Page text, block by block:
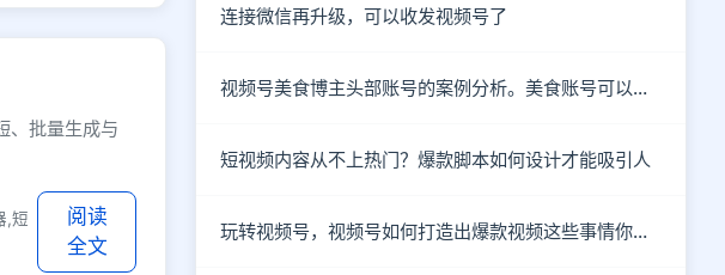
、批量生成与
,短
阅读
全文
连接微信再升级，可以收发视频号了
视频号美食博主头部账号的案例分析。美食账号可以做哪些类型的内容？
短视频内容从不上热门？爆款脚本如何设计才能吸引人
玩转视频号，视频号如何打造出爆款视频这些事情你知道了吗？